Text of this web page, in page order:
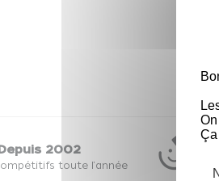
2002
toute l'année